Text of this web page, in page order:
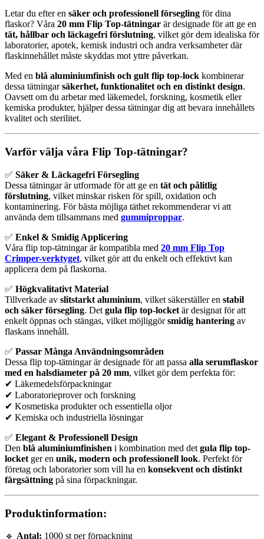
Letar du efter en säker och professionell försegling för dina
flaskor? Våra 20 mm Flip Top-tätningar är designade för att ge en
tät, hållbar och läckagefri förslutning, vilket gör dem idealiska för
laboratorier, apotek, kemisk industri och andra verksamheter där
flaskinnehållet måste skyddas mot yttre påverkan.
Med en blå aluminiumfinish och gult flip top-lock kombinerar
dessa tätningarsäkerhet, funktionalitet och en distinkt design.
Oavsett om du arbetar med läkemedel, forskning, kosmetik eller
kemiska produkter, hjälper dessa tätningar dig att bevara innehållets
kvalitet och sterilitet.
Varför välja våra Flip Top-tätningar?
✅ Säker & Läckagefri Försegling
Dessa tätningar är utformade för att ge en tät och pålitlig
förslutning, vilket minskar risken för spill, oxidation och
kontaminering. För bästa möjliga täthet rekommenderar vi att
använda dem tillsammans med gummiproppar.
✅ Enkel & Smidig Applicering
Våra flip top-tätningar är kompatibla med 20 mm Flip Top
Crimper-verktyget, vilket gör att du enkelt och effektivt kan
applicera dem på flaskorna.
✅ Högkvalitativt Material
Tillverkade av slitstarkt aluminium, vilket säkerställer en stabil
och säker försegling. Det gula flip top-locket är designat för att
enkelt öppnas och stängas, vilket möjliggörsmidig hantering av
flaskans innehåll.
✅ Passar Många Användningsområden
Dessa flip top-tätningar är designade för att passa alla serumflaskor
med en halsdiameter på 20 mm, vilket gör dem perfekta för:
✔ Läkemedelsförpackningar
✔ Laboratorieprover och forskning
✔ Kosmetiska produkter och essentiella oljor
✔ Kemiska och industriella lösningar
✅ Elegant & Professionell Design
Den blå aluminiumfinishen i kombination med det gula flip top-
locket ger en unik, modern och professionell look. Perfekt för
företag och laboratorier som vill ha en konsekvent och distinkt
färgsättning på sina förpackningar.
Produktinformation:
🔹 Antal: 1000 st per förpackning